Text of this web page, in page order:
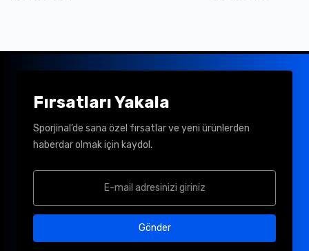
Fırsatları Yakala
Sporjinal’de sana özel fırsatlar ve yeni ürünlerden
haberdar olmak için kaydol.
Gönder